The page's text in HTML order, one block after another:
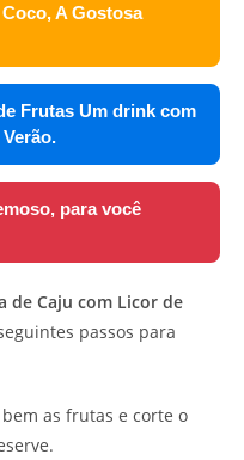
A Gostosa
Frutas Um drink com
para você
de Caju com Licor de
passos para
bem as frutas e corte o